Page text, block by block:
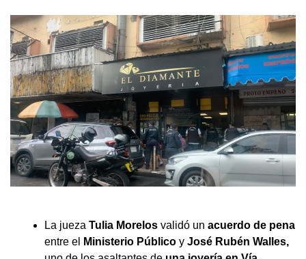
La jueza Tulia Morelos validó un acuerdo de pena
entre el
Ministerio Público y José Rubén Walles,